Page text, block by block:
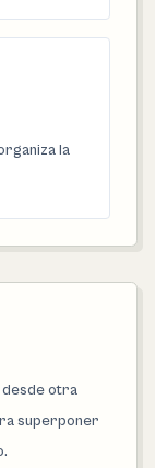
la
desde otra
superponer